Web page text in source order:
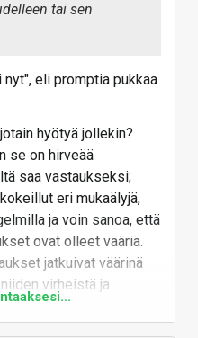
tai sen
eli promptia pukkaa
hyötyä jollekin?
se on hirveää
saa vastaukseksi;
eri mukaälyjä,
ja voin sanoa, että
ovat olleet vääriä.
jatkuivat väärinä
virheistä ja
huolimatta
vastaukseen. Itse